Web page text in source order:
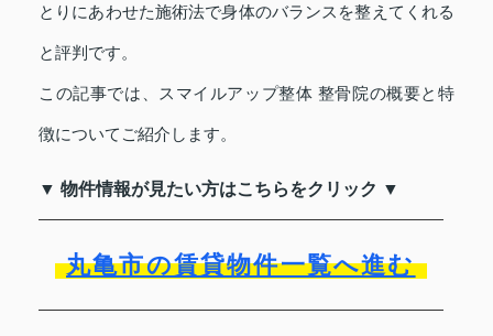
とりにあわせた施術法で身体のバランスを整えてくれる
と評判です。
この記事では、スマイルアップ整体 整骨院の概要と特
徴についてご紹介します。
▼ 物件情報が見たい方はこちらをクリック ▼
丸亀市の賃貸物件一覧へ進む